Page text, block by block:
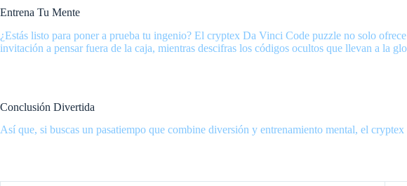
Entrena Tu Mente
¿Estás listo para poner a prueba tu ingenio? El cryptex Da Vinci Code puzzle no solo
invitación a pensar fuera de la caja, mientras descifras los códigos ocultos que llevan a la
Conclusión Divertida
Así que, si buscas un pasatiempo que combine diversión y entrenamiento mental, el